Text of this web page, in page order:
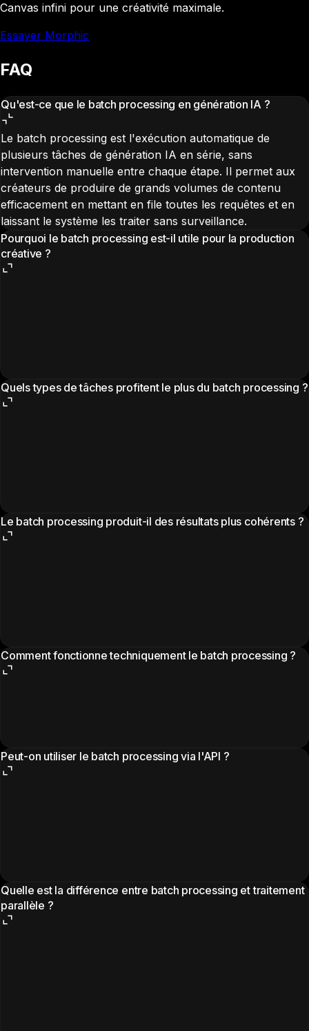
Canvas infini pour une créativité maximale.
Essayer Morphic
FAQ
Qu'est-ce que le batch processing en génération IA ?
Le batch processing est l'exécution automatique de
plusieurs tâches de génération IA en série, sans
intervention manuelle entre chaque étape. Il permet aux
créateurs de produire de grands volumes de contenu
efficacement en mettant en file toutes les requêtes et en
laissant le système les traiter sans surveillance.
Pourquoi le batch processing est-il utile pour la production
créative ?
Quels types de tâches profitent le plus du batch processing ?
Le batch processing produit-il des résultats plus cohérents ?
Comment fonctionne techniquement le batch processing ?
Peut-on utiliser le batch processing via l'API ?
Quelle est la différence entre batch processing et traitement
parallèle ?